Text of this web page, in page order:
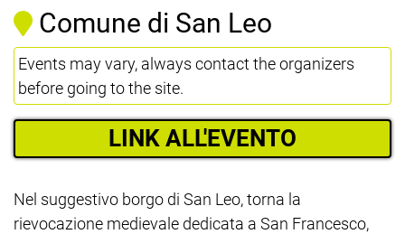
Comune di San Leo
Events may vary, always contact the organizers
before going to the site.
LINK ALL'EVENTO
Nel suggestivo borgo di San Leo, torna la
rievocazione medievale dedicata a San Francesco,